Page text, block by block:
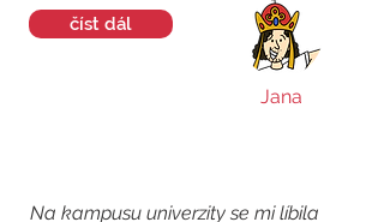
číst dál
Jana
Na kampusu univerzity se mi líbila